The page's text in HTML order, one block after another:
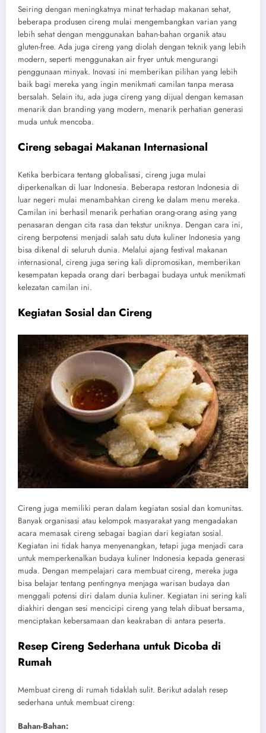
Seiring dengan meningkatnya minat terhadap makanan sehat,
beberapa produsen cireng mulai mengembangkan varian yang
lebih sehat dengan menggunakan bahan-bahan organik atau
gluten-free. Ada juga cireng yang diolah dengan teknik yang lebih
modern, seperti menggunakan air fryer untuk mengurangi
penggunaan minyak. Inovasi ini memberikan pilihan yang lebih
baik bagi mereka yang ingin menikmati camilan tanpa merasa
bersalah. Selain itu, ada juga cireng yang dijual dengan kemasan
menarik dan branding yang modern, menarik perhatian generasi
muda untuk mencoba.
Cireng sebagai Makanan Internasional
Ketika berbicara tentang globalisasi, cireng juga mulai
diperkenalkan di luar Indonesia. Beberapa restoran Indonesia di
luar negeri mulai menambahkan cireng ke dalam menu mereka.
Camilan ini berhasil menarik perhatian orang-orang asing yang
penasaran dengan cita rasa dan tekstur uniknya. Dengan cara ini,
cireng berpotensi menjadi salah satu duta kuliner Indonesia yang
bisa dikenal di seluruh dunia. Melalui ajang festival makanan
internasional, cireng juga sering kali dipromosikan, memberikan
kesempatan kepada orang dari berbagai budaya untuk menikmati
kelezatan camilan ini.
Kegiatan Sosial dan Cireng
Cireng juga memiliki peran dalam kegiatan sosial dan komunitas.
Banyak organisasi atau kelompok masyarakat yang mengadakan
acara memasak cireng sebagai bagian dari kegiatan sosial.
Kegiatan ini tidak hanya menyenangkan, tetapi juga menjadi cara
untuk memperkenalkan budaya kuliner Indonesia kepada generasi
muda. Dengan mempelajari cara membuat cireng, mereka juga
bisa belajar tentang pentingnya menjaga warisan budaya dan
menggali potensi diri dalam dunia kuliner. Kegiatan ini sering kali
diakhiri dengan sesi mencicipi cireng yang telah dibuat bersama,
menciptakan kebersamaan dan keakraban di antara peserta.
Resep Cireng Sederhana untuk Dicoba di
Rumah
Membuat cireng di rumah tidaklah sulit. Berikut adalah resep
sederhana untuk membuat cireng:
Bahan-Bahan: